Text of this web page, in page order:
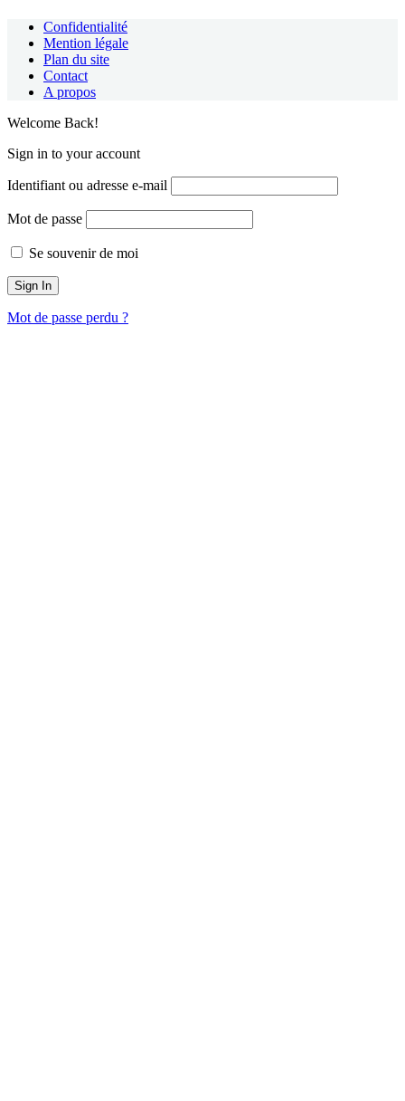
Confidentialité
Mention légale
Plan du site
Contact
A propos
Welcome Back!
Sign in to your account
Identifiant ou adresse e-mail
Mot de passe
Se souvenir de moi
Mot de passe perdu ?